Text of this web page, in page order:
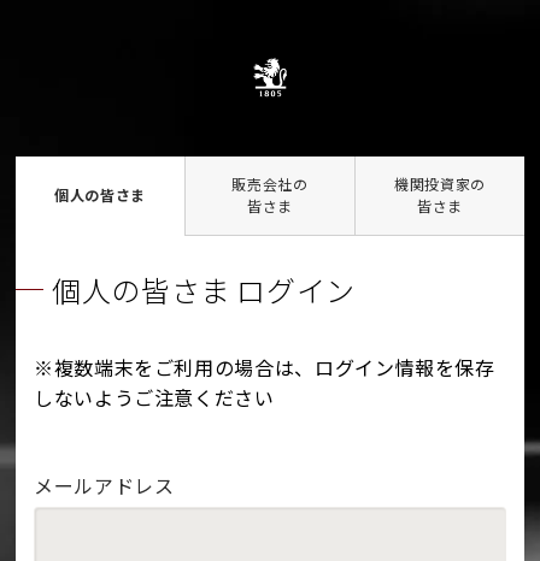
個人の皆さま
販売会社の
皆さま
機関投資家の
皆さま
個人の皆さま ログイン
※複数端末をご利用の場合は、ログイン情報を保存
しないようご注意ください
メールアドレス